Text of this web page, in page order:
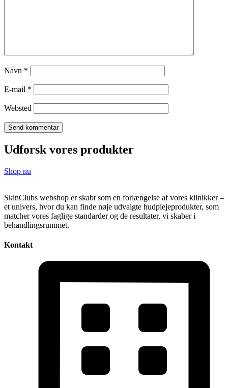
Navn *
E-mail *
Websted
Udforsk vores produkter
Shop nu
SkinClubs webshop er skabt som en forlængelse af vores klinikker –
et univers, hvor du kan finde nøje udvalgte hudplejeprodukter, som
matcher vores faglige standarder og de resultater, vi skaber i
behandlingsrummet.
Kontakt